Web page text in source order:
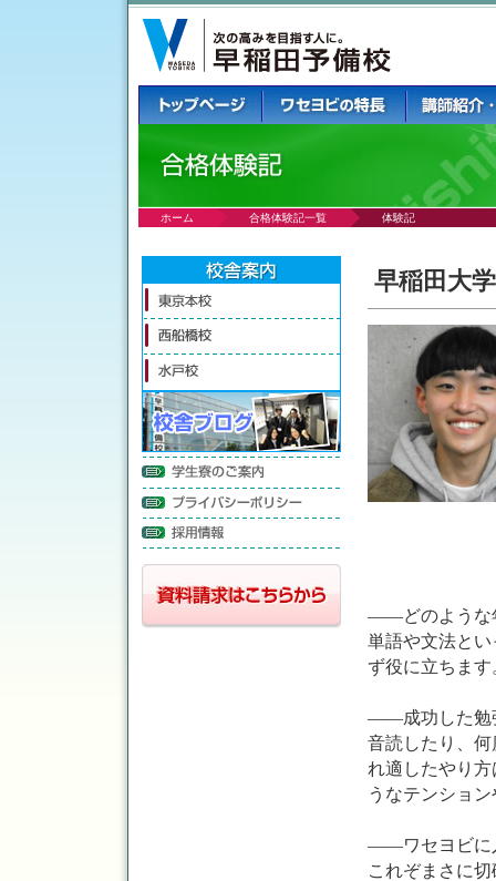
ホーム 合格体験記一覧 体験記
早稲田大
――どのような
単語や文法と
ず役に立ちます
――成功した勉
音読したり、
れ適したやり
うなテンショ
――ワセヨビに
これぞまさに